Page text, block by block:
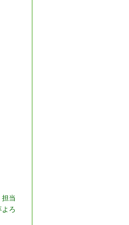
当
ろ